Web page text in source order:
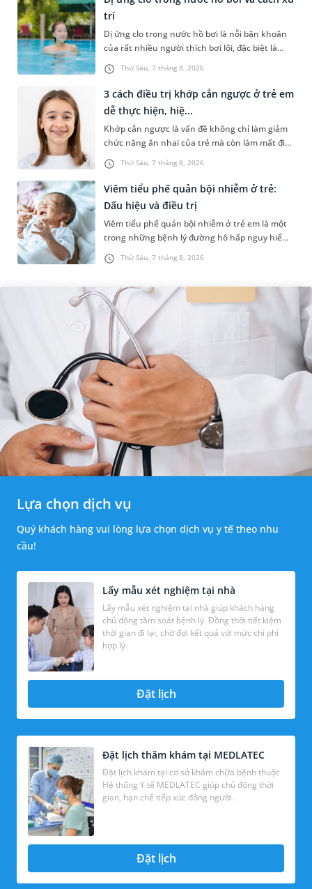
Thứ Sáu, 7 tháng 8, 2026
trí
Dị ứng clo trong nước hồ bơi là nỗi băn khoăn
của rất nhiều người thích bơi lội, đặc biệt là
những trường hợp thường xuyên bơi ở những
hồ bơi nhân tạo. Bài v...
Thứ Sáu, 7 tháng 8, 2026
3 cách điều trị khớp cắn ngược ở trẻ em
dễ thực hiện, hiệ...
Khớp cắn ngược là vấn đề không chỉ làm giảm
chức năng ăn nhai của trẻ mà còn làm mất đi
sự cân đối của khuôn mặt. Do đó, cần khắc
phục sớm tình trạng này để...
Thứ Sáu, 7 tháng 8, 2026
Viêm tiểu phế quản bội nhiễm ở trẻ:
Dấu hiệu và điều trị
Viêm tiểu phế quản bội nhiễm ở trẻ em là một
trong những bệnh lý đường hô hấp nguy hiểm,
thường bùng phát vào thời điểm giao mùa. Khi
những tổn thương ban đầ...
Lựa chọn dịch vụ
Quý khách hàng vui lòng lựa chọn dịch vụ y tế theo nhu
cầu!
Lấy mẫu xét nghiệm tại nhà
Lấy mẫu xét nghiệm tại nhà giúp khách hàng
chủ động tầm soát bệnh lý. Đồng thời tiết kiệm
thời gian đi lại, chờ đợi kết quả với mức chi phí
hợp lý.
Đặt lịch
Đặt lịch thăm khám tại MEDLATEC
Đặt lịch khám tại cơ sở khám chữa bệnh thuộc
Hệ thống Y tế MEDLATEC giúp chủ động thời
gian, hạn chế tiếp xúc đông người.
Đặt lịch